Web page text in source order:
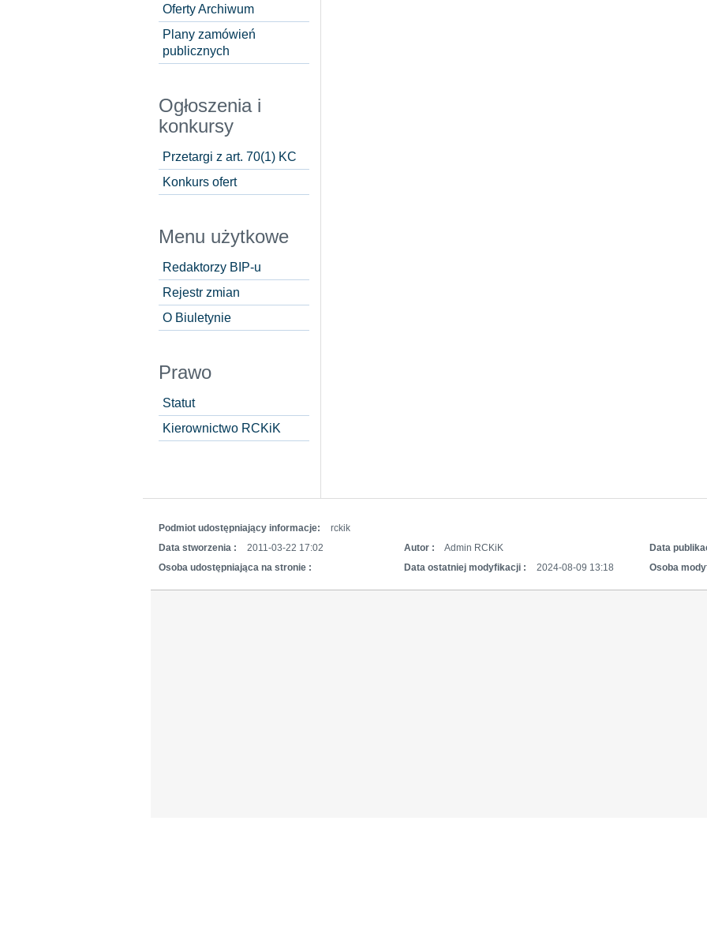
Oferty Archiwum
Plany zamówień
publicznych
Ogłoszenia i
konkursy
Przetargi z art. 70(1) KC
Konkurs ofert
Menu użytkowe
Redaktorzy BIP-u
Rejestr zmian
O Biuletynie
Prawo
Statut
Kierownictwo RCKiK
Podmiot udostępniający informacje:
rckik
Data stworzenia :
2011-03-22 17:02 Autor : Admin RCKiK
Data
Osoba udostępniająca na stronie :
Data ostatniej modyfikacji : 2024-08-09 13:18 Osoba